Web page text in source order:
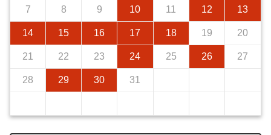
7 8 9 10 11 12 13
14 15 16 17 18 19 20
21 22 23 24 25 26 27
28 29 30 31